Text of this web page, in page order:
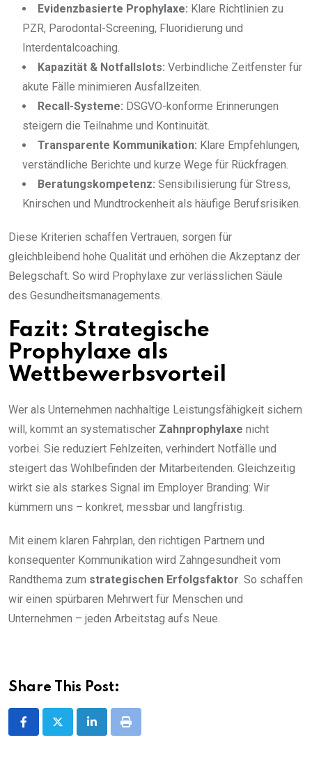
Evidenzbasierte Prophylaxe: Klare Richtlinien zu
PZR, Parodontal-Screening, Fluoridierung und
Interdentalcoaching.
Kapazität & Notfallslots: Verbindliche Zeitfenster für
akute Fälle minimieren Ausfallzeiten.
Recall-Systeme: DSGVO-konforme Erinnerungen
steigern die Teilnahme und Kontinuität.
Transparente Kommunikation: Klare Empfehlungen,
verständliche Berichte und kurze Wege für Rückfragen.
Beratungskompetenz: Sensibilisierung für Stress,
Knirschen und Mundtrockenheit als häufige Berufsrisiken.
Diese Kriterien schaffen Vertrauen, sorgen für
gleichbleibend hohe Qualität und erhöhen die Akzeptanz der
Belegschaft. So wird Prophylaxe zur verlässlichen Säule
des Gesundheitsmanagements.
Fazit: Strategische
Prophylaxe als
Wettbewerbsvorteil
Wer als Unternehmen nachhaltige Leistungsfähigkeit sichern
will, kommt an systematischer Zahnprophylaxe nicht
vorbei. Sie reduziert Fehlzeiten, verhindert Notfälle und
steigert das Wohlbefinden der Mitarbeitenden. Gleichzeitig
wirkt sie als starkes Signal im Employer Branding: Wir
kümmern uns – konkret, messbar und langfristig.
Mit einem klaren Fahrplan, den richtigen Partnern und
konsequenter Kommunikation wird Zahngesundheit vom
Randthema zum strategischen Erfolgsfaktor. So schaffen
wir einen spürbaren Mehrwert für Menschen und
Unternehmen – jeden Arbeitstag aufs Neue.
Share This Post:
LinkedInPrint